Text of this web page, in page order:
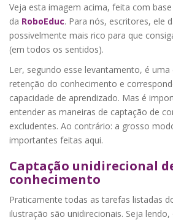
Veja esta imagem acima, feita com
da RoboEduc. Para nós, escritores, ele
possivelmente mais rico para que
(em todos os sentidos).
Ler, segundo esse levantamento, é uma
retenção do conhecimento e
capacidade de aprendizado. Mas é
entender as maneiras de captação de
excludentes. Ao contrário: a grosso
importantes feitas aqui.
Captação unidirecional
conhecimento
Praticamente todas as tarefas listadas
ilustração são unidirecionais. Seja